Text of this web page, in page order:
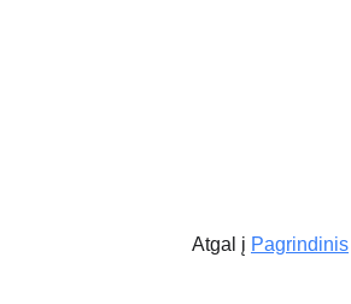
Atgal į Pagrindinis